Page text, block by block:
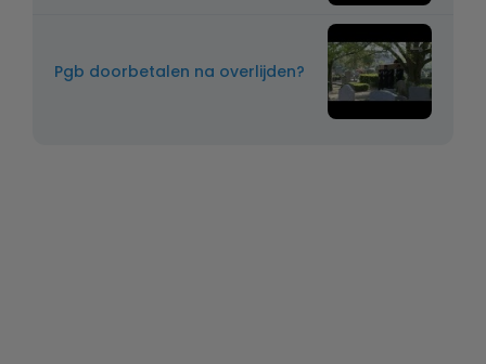
Pgb doorbetalen na overlijden?